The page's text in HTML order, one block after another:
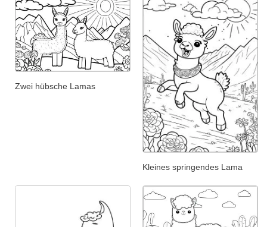
Zwei hübsche Lamas
Kleines springendes Lama